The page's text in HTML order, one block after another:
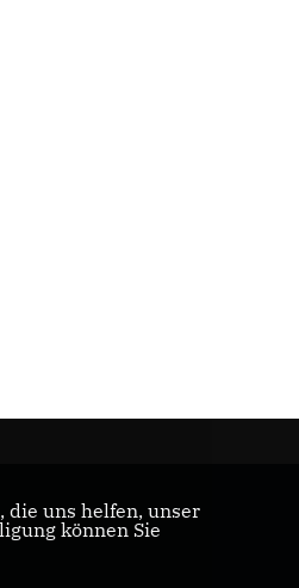
die uns helfen, unser
können Sie